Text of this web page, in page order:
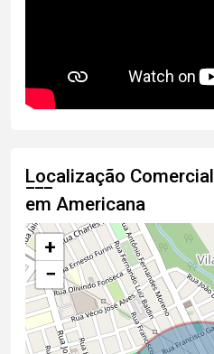
Localização
em Americana
+
−